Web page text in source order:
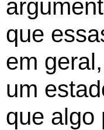
que
em
um
que algo